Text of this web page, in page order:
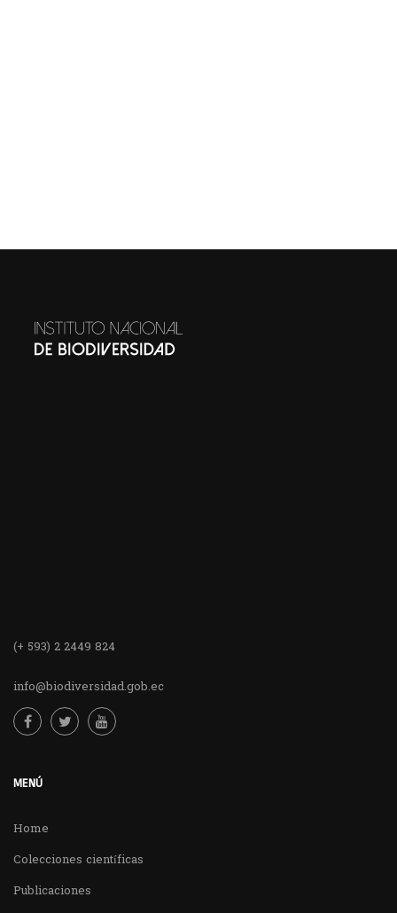
(+ 593) 2 2449 824
info@biodiversidad.gob.ec
MENÚ
Home
Colecciones científicas
Publicaciones